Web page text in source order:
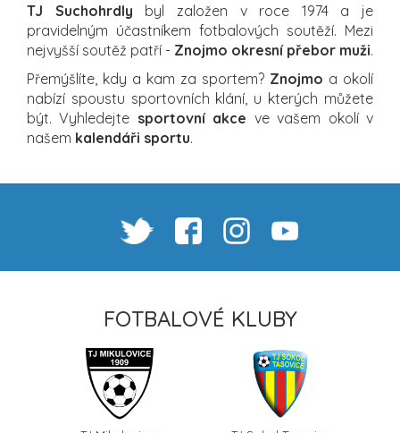
TJ Suchohrdly byl založen v roce 1974 a je
pravidelným účastníkem fotbalových soutěží. Mezi
nejvyšší soutěž patří - Znojmo okresní přebor muži.
Přemýšlíte, kdy a kam za sportem? Znojmo a okolí
nabízí spoustu sportovních klání, u kterých můžete
být. Vyhledejte sportovní akce ve vašem okolí v
našem kalendáři sportu.
FOTBALOVÉ KLUBY